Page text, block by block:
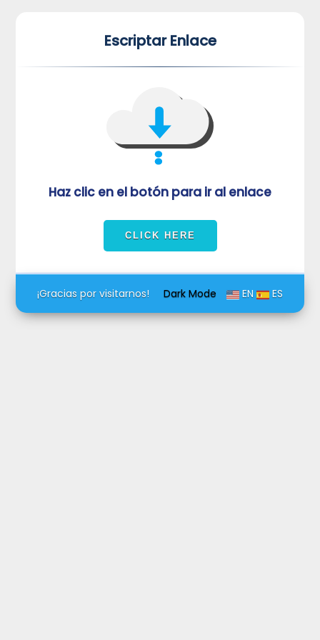
Escriptar Enlace
Haz clic en el botón para ir al enlace
Dark Mode EN ES
¡Gracias por visitarnos!
VUVORmRFeFRNVlJrUjBZd1kza3dkRkJuUFQwPQ==